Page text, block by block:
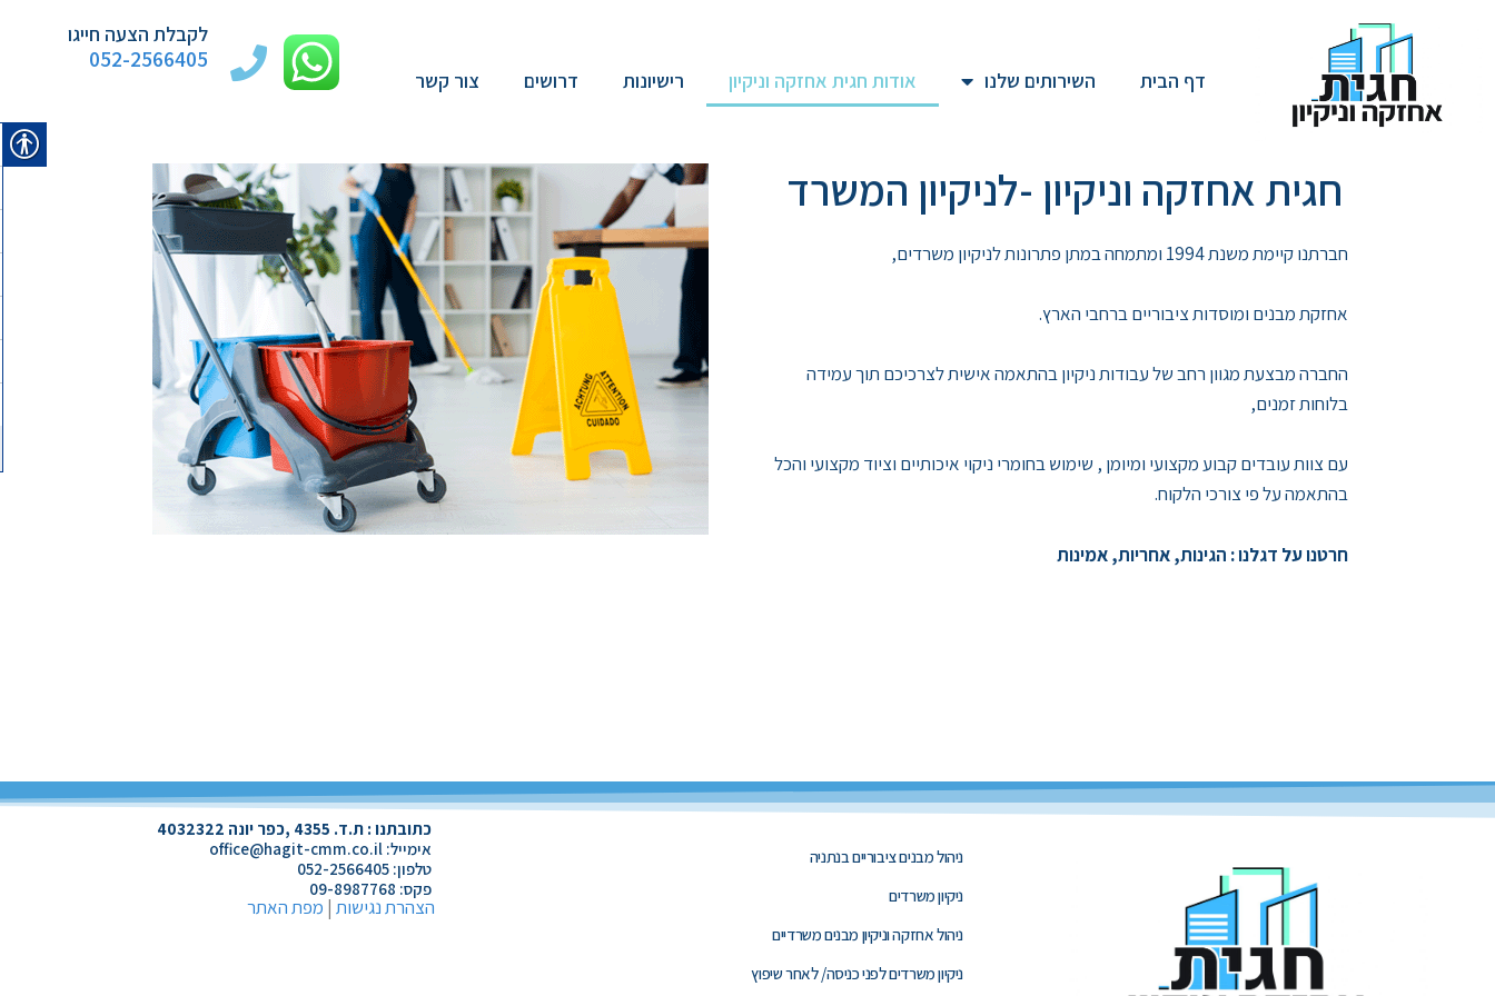
דף הבית השירותים שלנו אודות חגית אחזקה וניקיון רישיונות דרושים צור קשר
לקבלת הצעה חייגו
052-2566405
חגית אחזקה וניקיון -לניקיון המשרד
חברתנו קיימת משנת 1994 ומתמחה במתן פתרונות לניקיון משרדים,
אחזקת מבנים ומוסדות ציבוריים ברחבי הארץ.
החברה מבצעת מגוון רחב של עבודות ניקיון בהתאמה אישית לצרכיכם תוך עמידה
בלוחות זמנים,
עם צוות עובדים קבוע מקצועי ומיומן , שימוש בחומרי ניקוי איכותיים וציוד מקצועי והכל
בהתאמה על פי צורכי הלקוח.
חרטנו על דגלנו : הגינות, אחריות, אמינות
ניהול מבנים ציבוריים בנתניה
ניקיון משרדים
ניהול אחזקה וניקיון מבנים משרדיים
ניקיון משרדים לפני כניסה/ לאחר שיפוץ
כתובתנו : ת.ד. 4355 ,כפר יונה 4032322
אימייל: office@hagit-cmm.co.il
טלפון: 052-2566405
פקס: 09-8987768
הצהרת נגישות| מפת האתר